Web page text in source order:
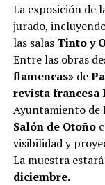
La exposición de
jurado,
las salas Tinto y
Entre las obras
flamencas»de
revista francesa
Ayuntamiento de
Salón de Otoño
visibilidad y
La muestra
diciembre.